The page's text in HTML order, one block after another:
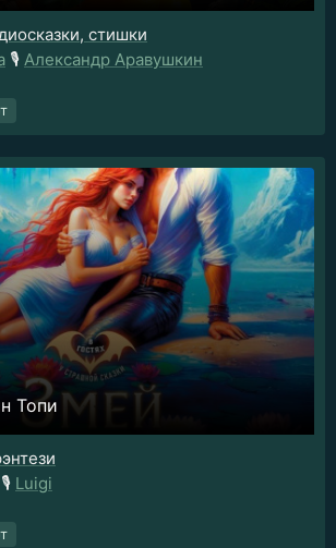
стишки
🎙️ Александр Аравушкин
Топи
🎙️ Luigi